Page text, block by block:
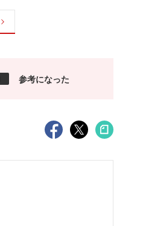
参考になった